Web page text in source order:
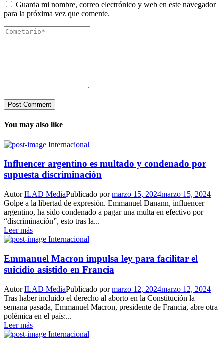
Guarda mi nombre, correo electrónico y web en este navegador
para la próxima vez que comente.
You may also like
Internacional
Influencer argentino es multado y condenado por
supuesta discriminación
AutorILAD MediaPublicado pormarzo 15, 2024marzo 15, 2024
Golpe a la libertad de expresión. Emmanuel Danann, influencer
argentino, ha sido condenado a pagar una multa en efectivo por
“discriminación”, esto tras la...
Leer más
Internacional
Emmanuel Macron impulsa ley para facilitar el
suicidio asistido en Francia
AutorILAD MediaPublicado pormarzo 12, 2024marzo 12, 2024
Tras haber incluido el derecho al aborto en la Constitución la
semana pasada, Emmanuel Macron, presidente de Francia, abre otra
polémica en el país:...
Leer más
Internacional